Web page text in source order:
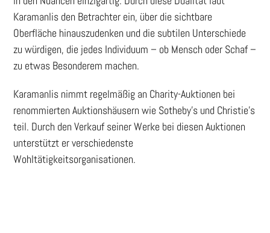
Karamanlis den Betrachter ein, über die sichtbare
Oberfläche hinauszudenken und die subtilen Unterschiede
zu würdigen, die jedes Individuum – ob Mensch oder Schaf –
zu etwas Besonderem machen.
Karamanlis nimmt regelmäßig an Charity-Auktionen bei
renommierten Auktionshäusern wie Sotheby’s und Christie’s
teil. Durch den Verkauf seiner Werke bei diesen Auktionen
unterstützt er verschiedenste
Wohltätigkeitsorganisationen.